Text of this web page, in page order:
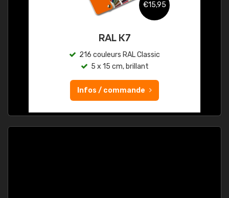
€15,95
RAL K7
216 couleurs RAL Classic
5 x 15 cm, brillant
Infos / commande